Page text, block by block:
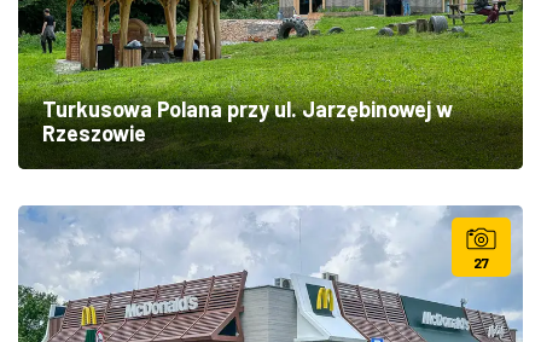
Turkusowa Polana przy ul. Jarzębinowej w
Rzeszowie
27